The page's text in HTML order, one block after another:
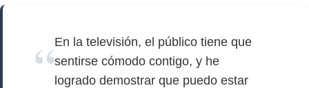
En la televisión, el público tiene que
sentirse cómodo contigo, y he
logrado demostrar que puedo estar